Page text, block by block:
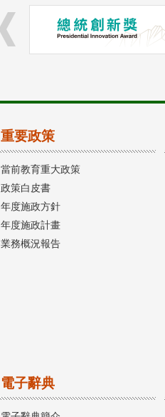
重要政策
當前教育重大政策
政策白皮書
年度施政方針
年度施政計畫
業務概況報告
電子辭典